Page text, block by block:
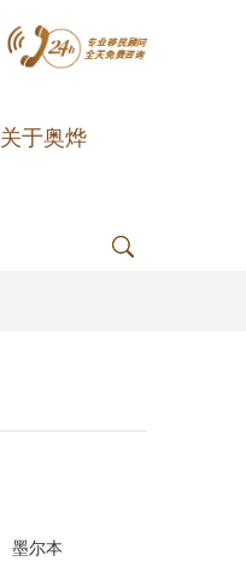
关于奥烨
墨尔本